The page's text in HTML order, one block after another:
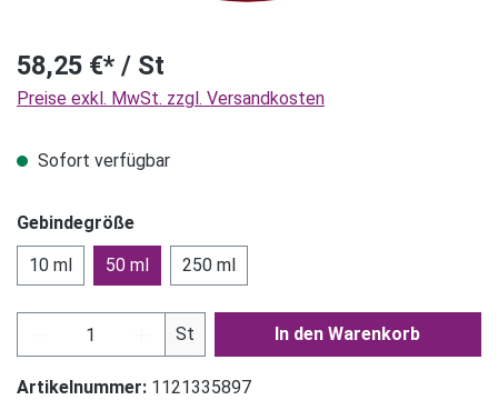
58,25 €* / St
Preise exkl. MwSt. zzgl. Versandkosten
Sofort verfügbar
Gebindegröße
10 ml
50 ml 250 ml
Produkt Anzahl: Gib den gewünschten Wert
St In den Warenkorb
Artikelnummer: 1121335897